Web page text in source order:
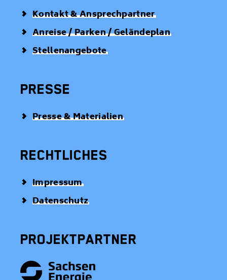
Kontakt & Ansprechpartner
Anreise / Parken / Geländeplan
Stellenangebote
PRESSE
Presse & Materialien
RECHTLICHES
Impressum
Datenschutz
PROJEKTPARTNER